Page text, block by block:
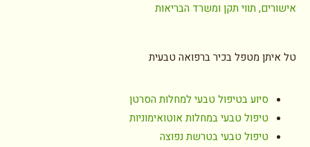
אישורים, תווי תקן ומשרד הבריאות
טל איתן מטפל בכיר ברפואה טבעית
סיוע בטיפול טבעי למחלות הסרטן
טיפול טבעי במחלות אוטואימוניות
טיפול טבעי בטרשת נפוצה